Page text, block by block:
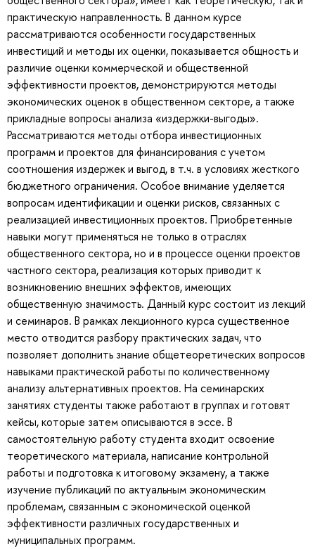
практическую направленность. В данном курсе
рассматриваются особенности государственных
инвестиций и методы их оценки, показывается общность и
различие оценки коммерческой и общественной
эффективности проектов, демонстрируются методы
экономических оценок в общественном секторе, а также
прикладные вопросы анализа «издержки-выгоды».
Рассматриваются методы отбора инвестиционных
программ и проектов для финансирования с учетом
соотношения издержек и выгод, в т.ч. в условиях жесткого
бюджетного ограничения. Особое внимание уделяется
вопросам идентификации и оценки рисков, связанных с
реализацией инвестиционных проектов. Приобретенные
навыки могут применяться не только в отраслях
общественного сектора, но и в процессе оценки проектов
частного сектора, реализация которых приводит к
возникновению внешних эффектов, имеющих
общественную значимость. Данный курс состоит из лекций
и семинаров. В рамках лекционного курса существенное
место отводится разбору практических задач, что
позволяет дополнить знание общетеоретических вопросов
навыками практической работы по количественному
анализу альтернативных проектов. На семинарских
занятиях студенты также работают в группах и готовят
кейсы, которые затем описываются в эссе. В
самостоятельную работу студента входит освоение
теоретического материала, написание контрольной
работы и подготовка к итоговому экзамену, а также
изучение публикаций по актуальным экономическим
проблемам, связанным с экономической оценкой
эффективности различных государственных и
муниципальных программ.